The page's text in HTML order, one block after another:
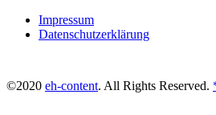
Impressum
Datenschutzerklärung
©2020 eh-content. All Rights Reserved.